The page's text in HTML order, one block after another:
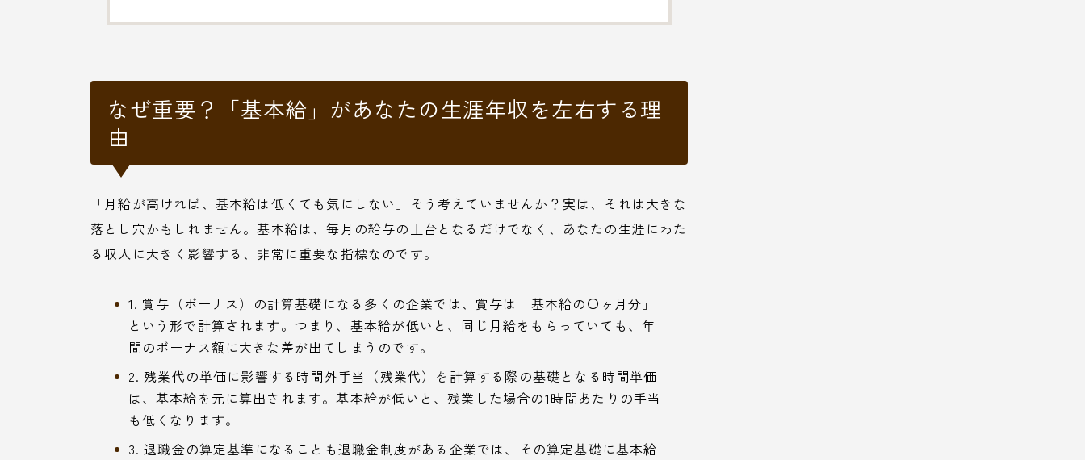
なぜ重要？「基本給」があなたの生涯年収を左右する理
由
「月給が高ければ、基本給は低くても気にしない」そう考えていませんか？実は、それは大きな
落とし穴かもしれません。基本給は、毎月の給与の土台となるだけでなく、あなたの生涯にわた
る収入に大きく影響する、非常に重要な指標なのです。
1. 賞与（ボーナス）の計算基礎になる多くの企業では、賞与は「基本給の〇ヶ月分」
という形で計算されます。つまり、基本給が低いと、同じ月給をもらっていても、年
間のボーナス額に大きな差が出てしまうのです。
2. 残業代の単価に影響する時間外手当（残業代）を計算する際の基礎となる時間単価
は、基本給を元に算出されます。基本給が低いと、残業した場合の1時間あたりの手当
も低くなります。
3. 退職金の算定基準になることも退職金制度がある企業では、その算定基礎に基本給